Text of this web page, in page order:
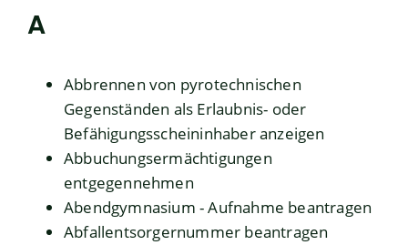
A
Abbrennen von pyrotechnischen
Gegenständen als Erlaubnis- oder
Befähigungsscheininhaber anzeigen
Abbuchungsermächtigungen
entgegennehmen
Abendgymnasium - Aufnahme beantragen
Abfallentsorgernummer beantragen